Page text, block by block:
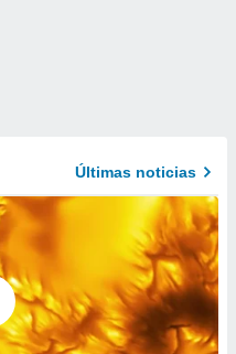
Últimas noticias